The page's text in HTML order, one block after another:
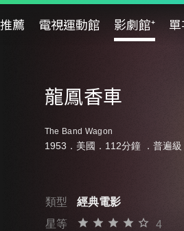
薦 電視運動館 影劇館⁺
龍鳳香車
The Band Wagon
1953．美國．112分鐘 ． 普遍級
類型
經典電影
星等
4